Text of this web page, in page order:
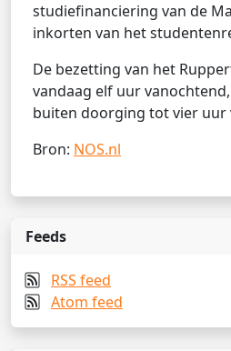
studiefinanciering van de
inkorten van het
De bezetting van het
vandaag elf uur
buiten doorging tot vier uur
Bron: NOS.nl
Feeds
RSS feed
Atom feed